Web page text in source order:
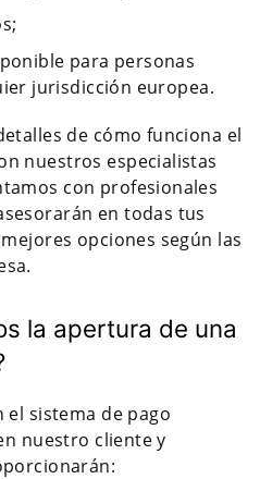
para personas
jurisdicción europea.
de cómo funciona el
nuestros especialistas
con profesionales
en todas tus
opciones según las
la apertura de una
el sistema de pago
nuestro cliente y